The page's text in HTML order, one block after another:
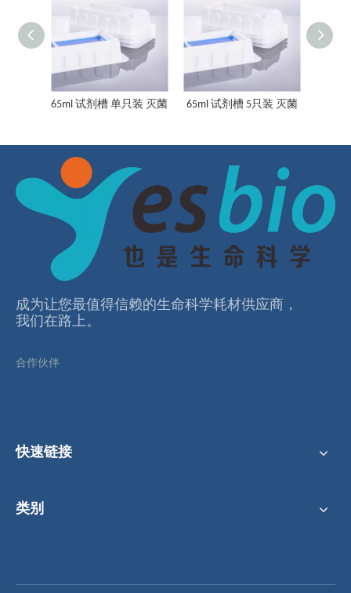
65ml 试剂槽，散装
65ml 试剂槽 单只装 灭菌 65ml 试剂槽 5只装 灭菌
成为让您最值得信赖的⽣命科学耗材供应商，
我们在路上。
合作伙伴
快速链接
类别